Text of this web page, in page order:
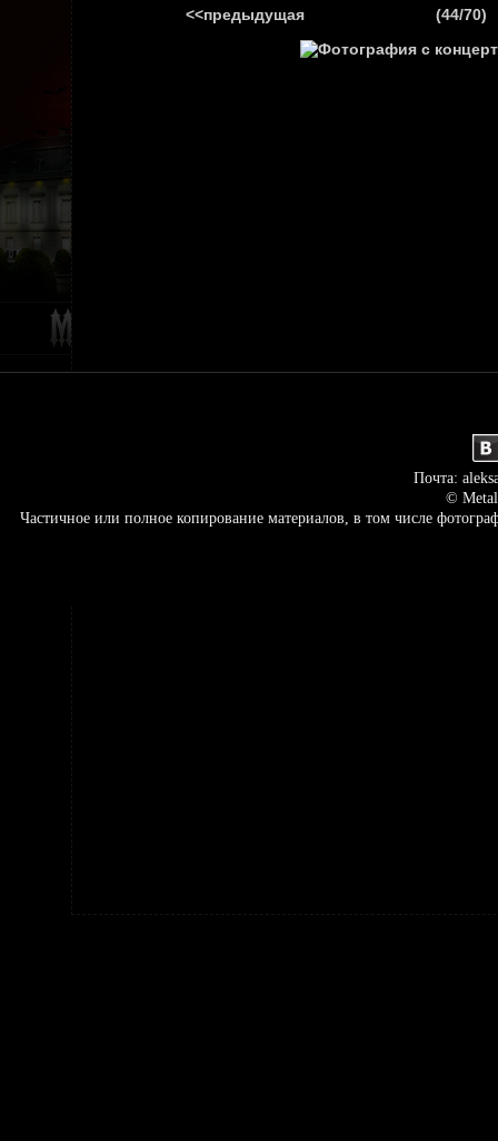
<<предыдущая (44/70)
Почта:
©
Частичное или полное копирование материалов, в том числе